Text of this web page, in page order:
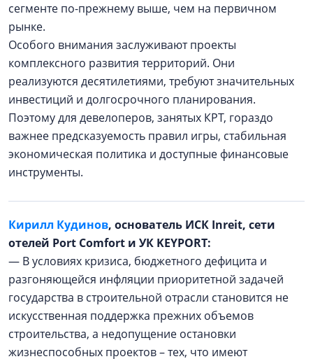
сегменте по-прежнему выше, чем на первичном
рынке.
Особого внимания заслуживают проекты
комплексного развития территорий. Они
реализуются десятилетиями, требуют значительных
инвестиций и долгосрочного планирования.
Поэтому для девелоперов, занятых КРТ, гораздо
важнее предсказуемость правил игры, стабильная
экономическая политика и доступные финансовые
инструменты.
Кирилл Кудинов, основатель ИСК Inreit, сети
отелей Port Comfort и УК KEYPORT:
— В условиях кризиса, бюджетного дефицита и
разгоняющейся инфляции приоритетной задачей
государства в строительной отрасли становится не
искусственная поддержка прежних объемов
строительства, а недопущение остановки
жизнеспособных проектов – тех, что имеют